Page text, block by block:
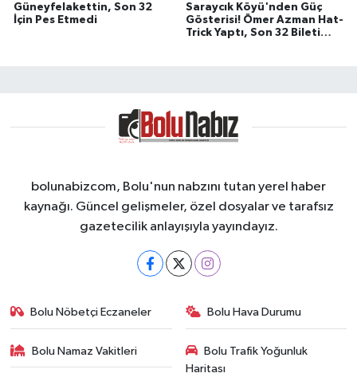
Güneyfelakettin, Son 32
İçin Pes Etmedi
Saraycık Köyü'nden Güç
Gösterisi! Ömer Azman Hat-
Trick Yaptı, Son 32 Bileti
bolunabizcom, Bolu'nun nabzını tutan yerel haber
kaynağı. Güncel gelişmeler, özel dosyalar ve tarafsız
gazetecilik anlayışıyla yayındayız.
Bolu Nöbetçi Eczaneler Bolu Hava Durumu
Bolu Namaz Vakitleri
Bolu Trafik Yoğunluk
Haritası